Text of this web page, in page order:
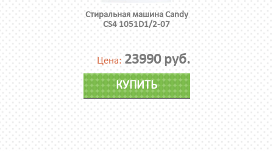
Стиральная машина Candy
CS4 1051D1/2-07
Цена: 23990 руб.
КУПИТЬ